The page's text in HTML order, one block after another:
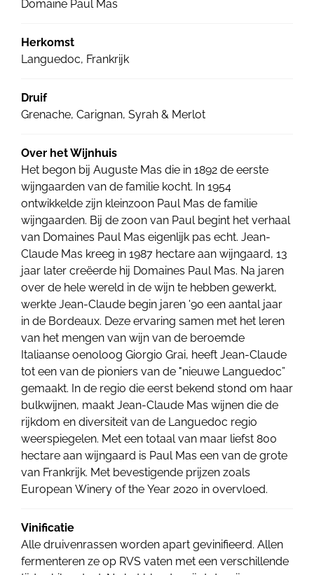
Domaine Paul Mas
Herkomst
Languedoc, Frankrijk
Druif
Grenache, Carignan, Syrah & Merlot
Over het Wijnhuis
Het begon bij Auguste Mas die in 1892 de eerste
wijngaarden van de familie kocht. In 1954
ontwikkelde zijn kleinzoon Paul Mas de familie
wijngaarden. Bij de zoon van Paul begint het verhaal
van Domaines Paul Mas eigenlijk pas echt. Jean-
Claude Mas kreeg in 1987 hectare aan wijngaard, 13
jaar later creëerde hij Domaines Paul Mas. Na jaren
over de hele wereld in de wijn te hebben gewerkt,
werkte Jean-Claude begin jaren '90 een aantal jaar
in de Bordeaux. Deze ervaring samen met het leren
van het mengen van wijn van de beroemde
Italiaanse oenoloog Giorgio Grai, heeft Jean-Claude
tot een van de pioniers van de "nieuwe Languedoc”
gemaakt. In de regio die eerst bekend stond om haar
bulkwijnen, maakt Jean-Claude Mas wijnen die de
rijkdom en diversiteit van de Languedoc regio
weerspiegelen. Met een totaal van maar liefst 800
hectare aan wijngaard is Paul Mas een van de grote
van Frankrijk. Met bevestigende prijzen zoals
European Winery of the Year 2020 in overvloed.
Vinificatie
Alle druivenrassen worden apart gevinifieerd. Allen
fermenteren ze op RVS vaten met een verschillende